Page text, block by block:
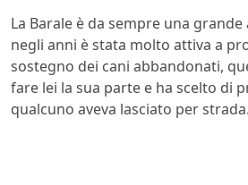
La Barale è da sempre una
negli anni è stata molto attiva a
sostegno dei cani abbandonati,
fare lei la sua parte e ha scelto di
qualcuno aveva lasciato per strada.